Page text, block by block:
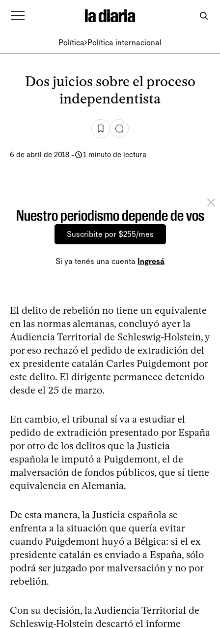
Política Política internacional
Dos juicios sobre el proceso
independentista
6 de abril de 2018 - 1 minuto de lectura
Nuestro periodismo depende de vos
Suscribite por $255/mes
Si ya tenés una cuenta Ingresá
El delito de rebelión no tiene un equivalente
en las normas alemanas, concluyó ayer la
Audiencia Territorial de Schleswig-Holstein, y
por eso rechazó el pedido de extradición del
ex presidente catalán Carles Puigdemont por
este delito. El dirigente permanece detenido
desde el 25 de marzo.
En cambio, el tribunal sí va a estudiar el
pedido de extradición presentado por España
por otro de los delitos que la Justicia
española le imputó a Puigdemont, el de
malversación de fondos públicos, que sí tiene
equivalencia en Alemania.
De esta manera, la Justicia española se
enfrenta a la situación que quería evitar
cuando Puigdemont huyó a Bélgica: si el ex
presidente catalán es enviado a España, sólo
podrá ser juzgado por malversación y no por
rebelión.
Con su decisión, la Audiencia Territorial de
Schleswig-Holstein descartó el informe